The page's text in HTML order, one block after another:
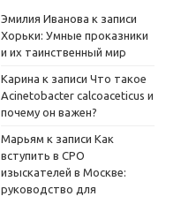
Эмилия Иванова к записи
Хорьки: Умные проказники
и их таинственный мир
Карина к записи Что такое
Acinetobacter calcoaceticus и
почему он важен?
Марьям к записи Как
вступить в СРО
изыскателей в Москве:
руководство для